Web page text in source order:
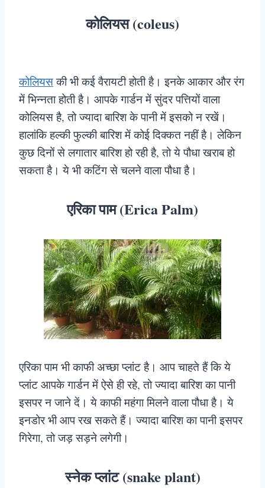
कोलियस (coleus)
कोलियसकी भी कई वैरायटी होती है। इनके आकार और रंग
में भिन्नता होती है। आपके गार्डन में सुंदर पत्तियों वाला
कोलियस है, तो ज्यादा बारिश के पानी में इसको न रखें।
हालांकि हल्की फुल्की बारिश में कोई दिक्कत नहीं है। लेकिन
कुछ दिनों से लगातार बारिश हो रही है, तो ये पौधा खराब हो
सकता है। ये भी कटिंग से चलने वाला पौधा है।
एरिका पाम (Erica Palm)
एरिका पाम भी काफी अच्छा प्लांट है। आप चाहते हैं कि ये
प्लांट आपके गार्डन में ऐसे ही रहे, तो ज्यादा बारिश का पानी
इसपर न जाने दें। ये काफी महंगा मिलने वाला पौधा है। ये
इनडोर भी आप रख सकते हैं। ज्यादा बारिश का पानी इसपर
गिरेगा, तो जड़ सड़ने लगेगी।
स्नेक प्लांट (snake plant)